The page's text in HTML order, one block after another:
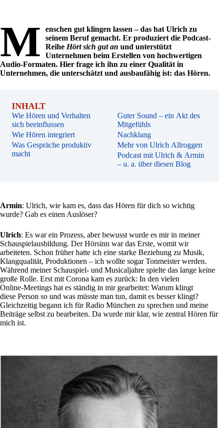
M
enschen gut klingen lassen – das hat Ulrich zu
seinem Beruf gemacht. Er produziert die Podcast-
Reihe Hört sich gut an und unterstützt
Unternehmen beim Erstellen von hochwertigen
Audio-Formaten. Hier frage ich ihn zu einer Qualität in
Unternehmen, die unterschätzt und ausbaufähig ist: das Hören.
INHALT
Wie Hören und Verhalten
sich beeinflussen
Wie Hören integriert
Was Gespräche produktiv
macht
Guter Sound – ein Akt des
Mitgefühls
Nachklang
Mehr von Ulrich Allroggen
Podcast mit Ulrich & Armin
– u. a. über diesen Blog
Armin: Ulrich, wie kam es, dass das Hören für dich so wichtig
wurde? Gab es einen Auslöser?
Ulrich: Es war ein Prozess, aber bewusst wurde es mir in meiner
Schauspielausbildung. Der Hörsinn war das Erste, womit wir
arbeiteten. Schon früher hatte ich eine starke Beziehung zu Musik,
Klangqualität, Produktionen – ich wollte sogar Tonmeister werden.
Während meiner Schauspiel- und Musicaljahre spielte das lange keine
große Rolle. Erst mit Corona kam es zurück: In den vielen
Online‑Meetings hat es ständig in mir gearbeitet: Warum klingt
diese Person so und was müsste man tun, damit es besser klingt?
Gleichzeitig begann ich für Radio München zu sprechen und meine
Beiträge selbst zu bearbeiten. Da wurde mir klar, wie zentral Hören für
mich ist.